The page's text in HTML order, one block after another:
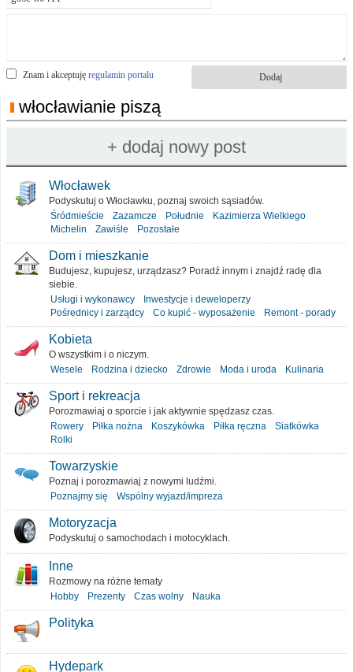
Znam i akceptuję regulamin portalu
włocławianie piszą
Włocławek
Podyskutuj o Włocławku, poznaj swoich sąsiadów.
Śródmieście
Zazamcze Południe
Kazimierza Wielkiego
Michelin
Zawiśle Pozostałe
Dom i mieszkanie
Budujesz, kupujesz, urządzasz? Poradź innym i znajdź radę dla
siebie.
Usługi i wykonawcy
Inwestycje i deweloperzy
Pośrednicy i zarządcy
Co kupić - wyposażenie Remont - porady
Kobieta
O wszystkim i o niczym.
Wesele
Rodzina i dziecko Zdrowie Moda i uroda Kulinaria
Sport i rekreacja
Porozmawiaj o sporcie i jak aktywnie spędzasz czas.
Rowery
Piłka nożna Koszykówka Piłka ręczna
Siatkówka
Rolki
Towarzyskie
Poznaj i porozmawiaj z nowymi ludźmi.
Poznajmy się
Wspólny wyjazd/impreza
Motoryzacja
Podyskutuj o samochodach i motocyklach.
Inne
Rozmowy na różne tematy
Hobby
Prezenty Czas wolny Nauka
Polityka
Hydepark